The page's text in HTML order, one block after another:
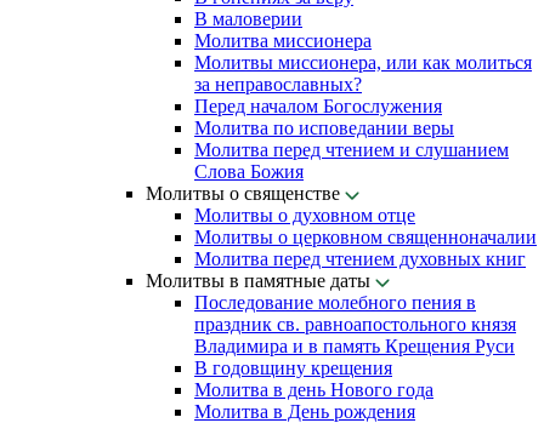
В маловерии
Молитва миссионера
Молитвы миссионера, или как молиться
за неправославных?
Перед началом Богослужения
Молитва по исповедании веры
Молитва перед чтением и слушанием
Слова Божия
Молитвы о священстве
Молитвы о духовном отце
Молитвы о церковном священноначалии
Молитва перед чтением духовных книг
Молитвы в памятные даты
Последование молебного пения в
праздник св. равноапостольного князя
Владимира и в память Крещения Руси
В годовщину крещения
Молитва в день Нового года
Молитва в День рождения